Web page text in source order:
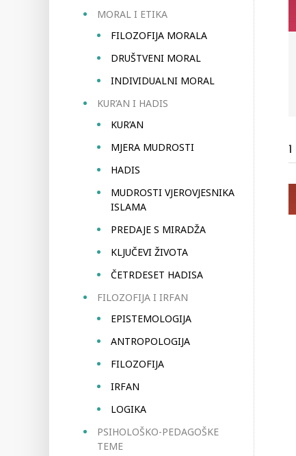
MORAL I ETIKA
FILOZOFIJA MORALA
DRUŠTVENI MORAL
INDIVIDUALNI MORAL
KUR’AN I HADIS
KUR’AN
MJERA MUDROSTI
HADIS
MUDROSTI VJEROVJESNIKA
ISLAMA
PREDAJE S MIRADŽA
KLJUČEVI ŽIVOTA
ČETRDESET HADISA
FILOZOFIJA I IRFAN
EPISTEMOLOGIJA
ANTROPOLOGIJA
FILOZOFIJA
IRFAN
LOGIKA
PSIHOLOŠKO-PEDAGOŠKE
TEME
1